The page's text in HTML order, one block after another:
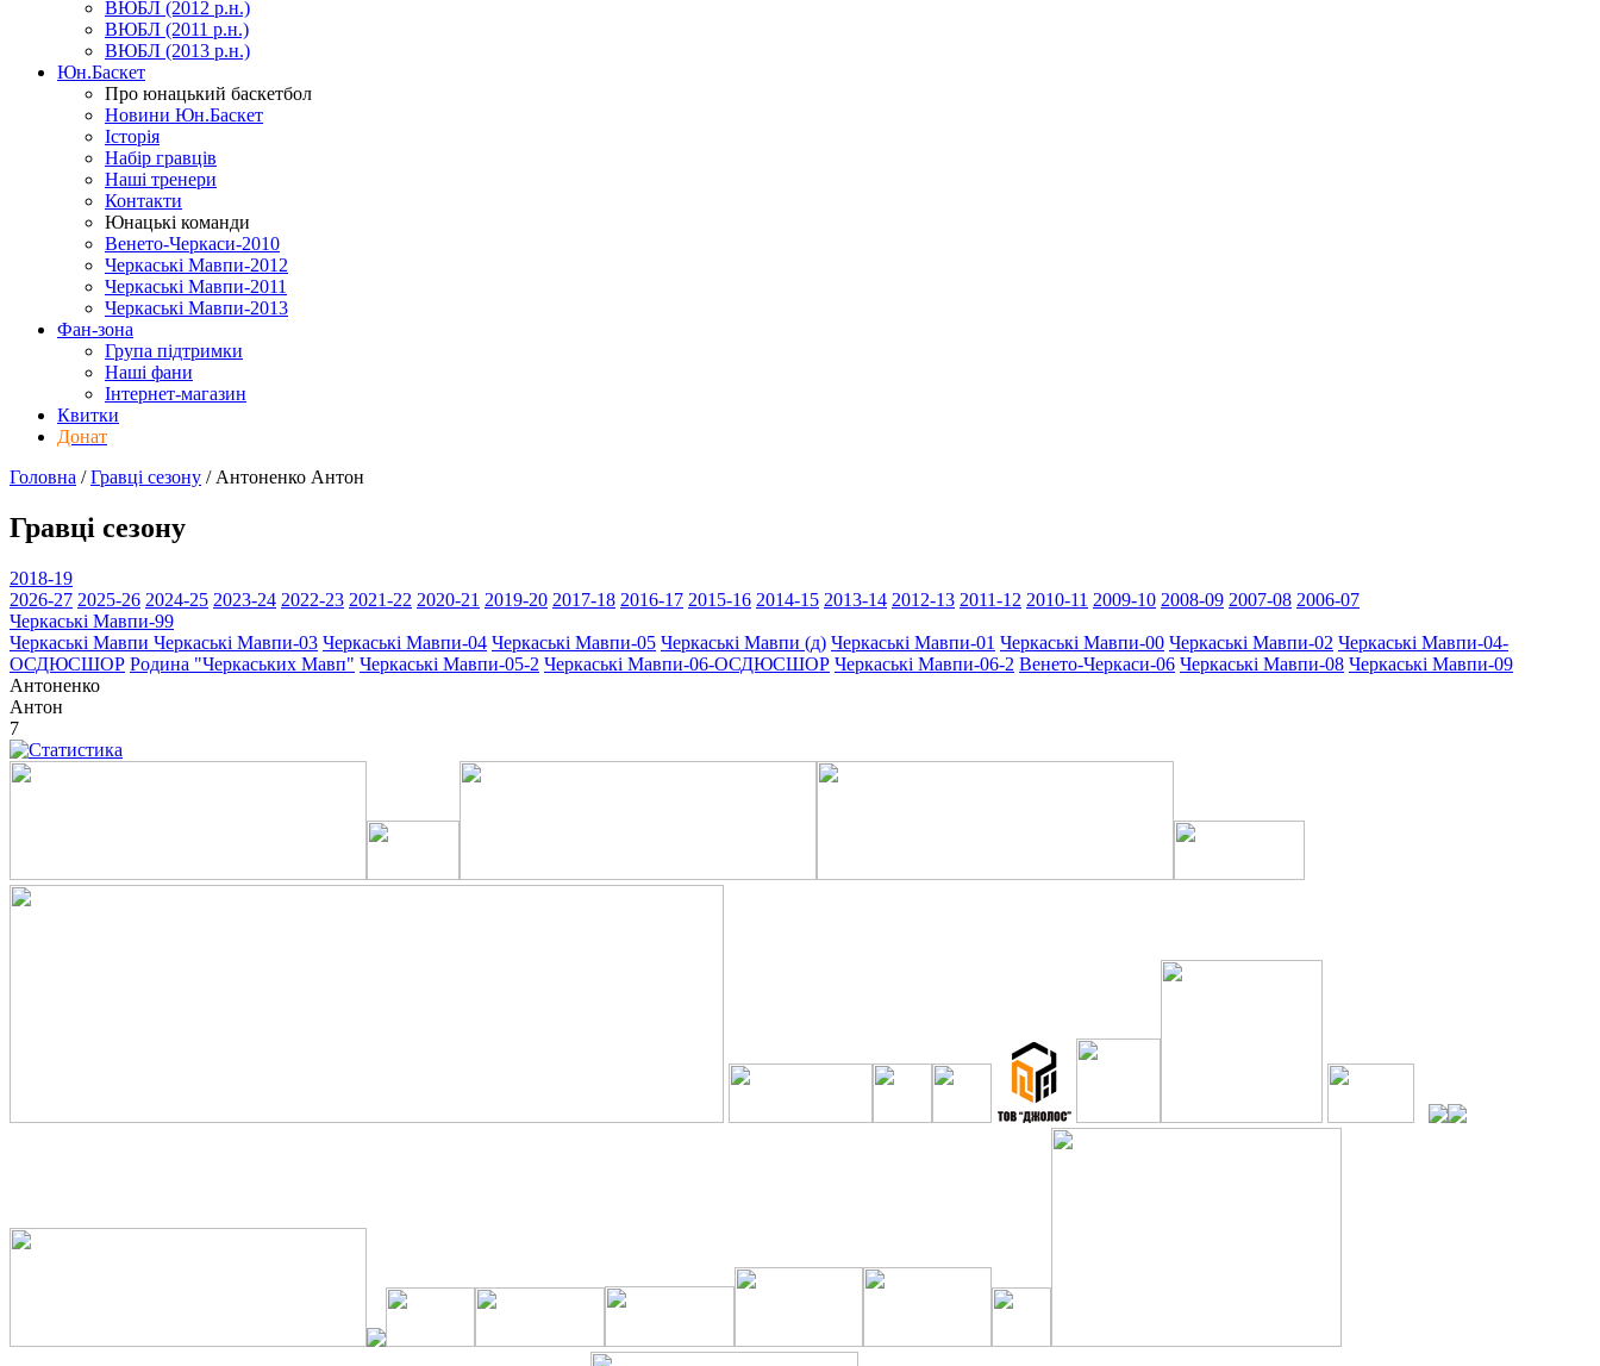
ВЮБЛ (2012 р.н.)
ВЮБЛ (2011 р.н.)
ВЮБЛ (2013 р.н.)
Юн.Баскет
Про юнацький баскетбол
Новини Юн.Баскет
Історія
Набір гравців
Наші тренери
Контакти
Юнацькі команди
Венето-Черкаси-2010
Черкаські Мавпи-2012
Черкаські Мавпи-2011
Черкаські Мавпи-2013
Фан-зона
Група підтримки
Наші фани
Інтернет-магазин
Квитки
Донат
Головна /Гравці сезону / Антоненко Антон
Гравці сезону
2018-19
2026-27 2025-26 2024-25 2023-24 2022-23 2021-22 2020-21 2019-20 2017-18 2016-17 2015-16 2014-15 2013-14 2012-13 2011-12 2010-11 2009-10 2008-09 2007-08 2006-07
Черкаські Мавпи-99
Черкаські Мавпи Черкаські Мавпи-03 Черкаські Мавпи-04 Черкаські Мавпи-05 Черкаські Мавпи (д) Черкаські Мавпи-01 Черкаські Мавпи-00 Черкаські Мавпи-02 Черкаські Мавпи-04-
ОСДЮСШОР Родина "Черкаcьких Мавп" Черкаські Мавпи-05-2 Черкаські Мавпи-06-ОСДЮСШОР Черкаські Мавпи-06-2 Венето-Черкаси-06 Черкаські Мавпи-08 Черкаські Мавпи-09
Антоненко
Антон
7